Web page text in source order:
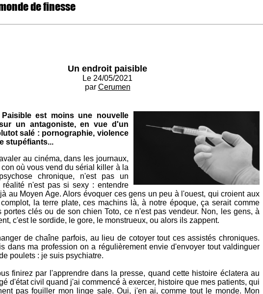
de finesse
Un endroit paisible
Le 24/05/2021
par Cerumen
est moins une nouvelle
un antagoniste, en vue d'un
salé : pornographie, violence
stupéfiants...
au cinéma, dans les journaux,
où vous vend du sérial killer à la
chronique, n'est pas un
n'est pas si sexy : entendre
au Moyen Age. Alors évoquer ces gens un peu à l'ouest, qui croient aux
la terre plate, ces machins là, à notre époque, ça serait comme
clés ou de son chien Toto, ce n'est pas vendeur. Non, les gens, à
c'est le sordide, le gore, le monstrueux, ou alors ils zappent.
de chaîne parfois, au lieu de cotoyer tout ces assistés chroniques.
dans ma profession on a régulièrement envie d'envoyer tout valdinguer
poulets : je suis psychiatre.
finirez par l'apprendre dans la presse, quand cette histoire éclatera au
d'état civil quand j'ai commencé à exercer, histoire que mes patients, qui
pas fouiller mon linge sale. Oui, j'en ai, comme tout le monde. Mon